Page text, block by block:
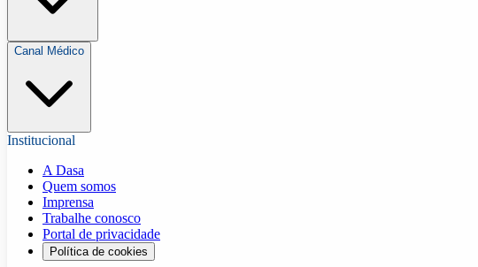
Canal Médico
Institucional
A Dasa
Quem somos
Imprensa
Trabalhe conosco
Portal de privacidade
Política de cookies